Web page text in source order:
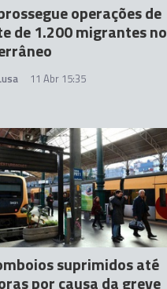
operações de
de 1.200 migrantes no
11 Abr 15:35
suprimidos até
por causa da greve